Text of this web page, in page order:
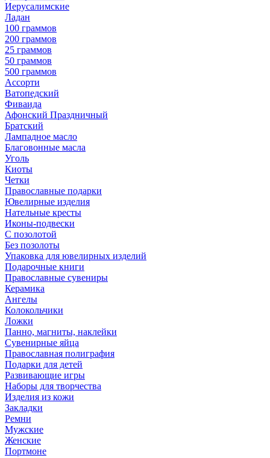
Иерусалимские
Ладан
100 граммов
200 граммов
25 граммов
50 граммов
500 граммов
Ассорти
Ватопедский
Фиваида
Афонский Праздничный
Братский
Лампадное масло
Благовонные масла
Уголь
Киоты
Четки
Православные подарки
Ювелирные изделия
Нательные кресты
Иконы-подвески
С позолотой
Без позолоты
Упаковка для ювелирных изделий
Подарочные книги
Православные сувениры
Керамика
Ангелы
Колокольчики
Ложки
Панно, магниты, наклейки
Сувенирные яйца
Православная полиграфия
Подарки для детей
Развивающие игры
Наборы для творчества
Изделия из кожи
Закладки
Ремни
Мужские
Женские
Портмоне